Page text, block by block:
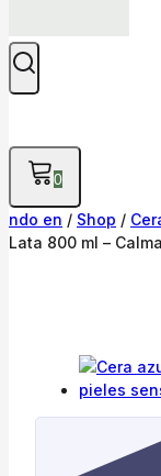
0
ndo en / Shop /
Lata 800 ml –